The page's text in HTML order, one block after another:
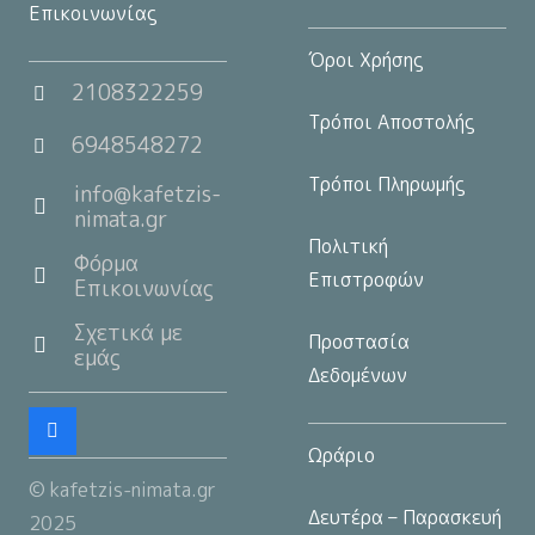
Επικοινωνίας
2108322259
6948548272
info@kafetzis-
nimata.gr
Φόρμα
Επικοινωνίας
Σχετικά με
εμάς
© kafetzis-nimata.gr
2025
Όροι Χρήσης
Τρόποι Αποστολής
Τρόποι Πληρωμής
Πολιτική
Επιστροφών
Προστασία
Δεδομένων
Ωράριο
Δευτέρα – Παρασκευή